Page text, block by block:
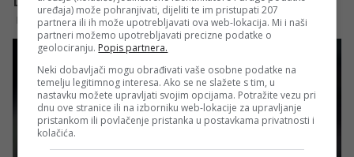
uređaja) može pohranjivati, dijeliti te im pristupati 207
partnera ili ih može upotrebljavati ova web-lokacija. Mi i naši
partneri možemo upotrebljavati precizne podatke o
geolociranju. Popis partnera.
Neki dobavljači mogu obrađivati vaše osobne podatke na
temelju legitimnog interesa. Ako se ne slažete s tim, u
nastavku možete upravljati svojim opcijama. Potražite vezu pri
dnu ove stranice ili na izborniku web-lokacije za upravljanje
pristankom ili povlačenje pristanka u postavkama privatnosti i
kolačića.